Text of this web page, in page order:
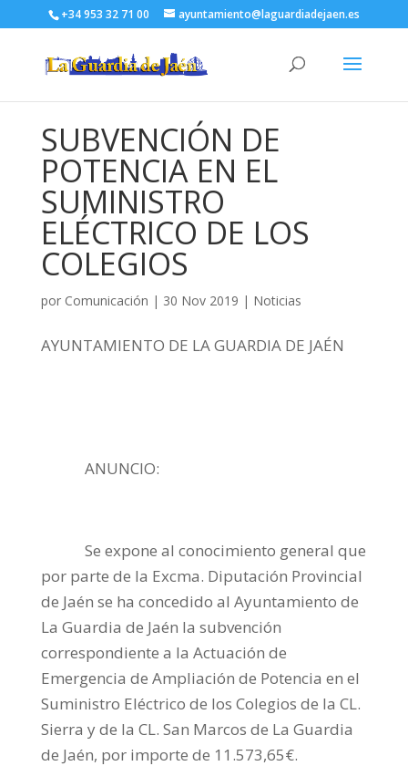
+34 953 32 71 00 ayuntamiento@laguardiadejaen.es
SUBVENCIÓN DE
POTENCIA EN EL
SUMINISTRO
ELÉCTRICO DE LOS
COLEGIOS
por Comunicación | 30 Nov 2019 | Noticias
AYUNTAMIENTO DE LA GUARDIA DE JAÉN
ANUNCIO:
Se expone al conocimiento general que
por parte de la Excma. Diputación Provincial
de Jaén se ha concedido al Ayuntamiento de
La Guardia de Jaén la subvención
correspondiente a la Actuación de
Emergencia de Ampliación de Potencia en el
Suministro Eléctrico de los Colegios de la CL.
Sierra y de la CL. San Marcos de La Guardia
de Jaén, por importe de 11.573,65€.